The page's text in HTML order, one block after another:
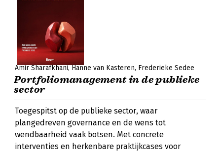
Amir Sharafkhani Hanne van Kasteren Frederieke Sedee
Portfoliomanagement in de publieke
sector
Toegespitst op de publieke sector, waar
plangedreven governance en de wens tot
wendbaarheid vaak botsen. Met concrete
interventies en herkenbare praktijkcases voor